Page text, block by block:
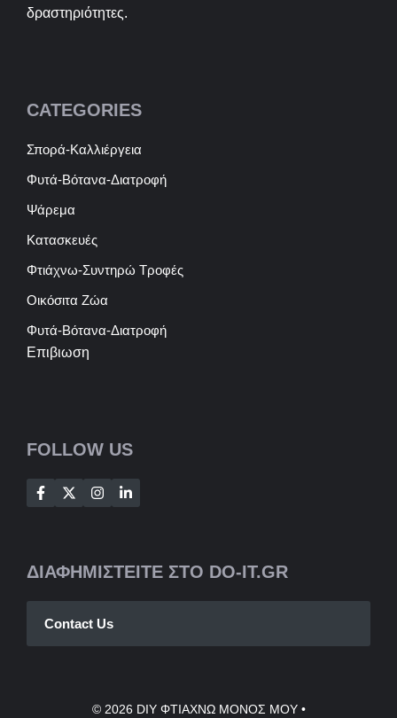
δραστηριότητες.
CATEGORIES
Σπορά-Καλλιέργεια
Φυτά-Βότανα-Διατροφή
Ψάρεμα
Κατασκευές
Φτιάχνω-Συντηρώ Τροφές
Οικόσιτα Ζώα
Φυτά-Βότανα-Διατροφή
Επιβιωση
FOLLOW US
ΔΙΑΦΗΜΙΣΤΕΙΤΕ ΣΤΟ DO-IT.GR
Contact Us
© 2026 DIY ΦΤΙΑΧΝΩ ΜΟΝΟΣ ΜΟΥ•